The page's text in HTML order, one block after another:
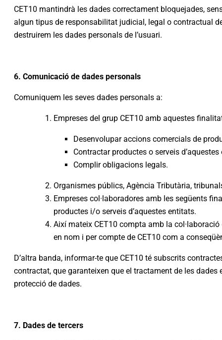
CET10 mantindrà les dades correctament bloquejades,
algun tipus de responsabilitat judicial, legal o contractual
destruirem les dades personals de l’usuari.
6. Comunicació de dades personals
Comuniquem les seves dades personals a:
Empreses del grup CET10 amb aquestes
Desenvolupar accions comercials de
Contractar productes o serveis
Complir obligacions legals.
Organismes públics, Agència Tributària,
Empreses col·laboradores amb les següents
productes i/o serveis d’aquestes entitats.
Així mateix CET10 compta amb la
en nom i per compte de CET10 com a
D’altra banda, informar-te que CET10 té subscrits
contractat, que garanteixen que el tractament de les
protecció de dades.
7. Dades de tercers